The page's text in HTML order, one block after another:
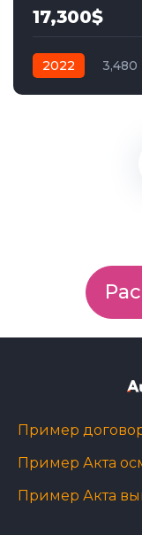
17,300$
2022 3,480
Пример
Пример Акта
Пример Акта